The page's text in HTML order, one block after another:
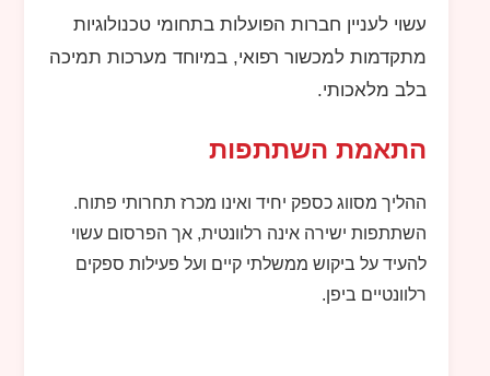
עשוי לעניין חברות הפועלות בתחומי טכנולוגיות
מתקדמות למכשור רפואי, במיוחד מערכות תמיכה
בלב מלאכותי.
התאמת השתתפות
ההליך מסווג כספק יחיד ואינו מכרז תחרותי פתוח.
השתתפות ישירה אינה רלוונטית, אך הפרסום עשוי
להעיד על ביקוש ממשלתי קיים ועל פעילות ספקים
רלוונטיים ביפן.